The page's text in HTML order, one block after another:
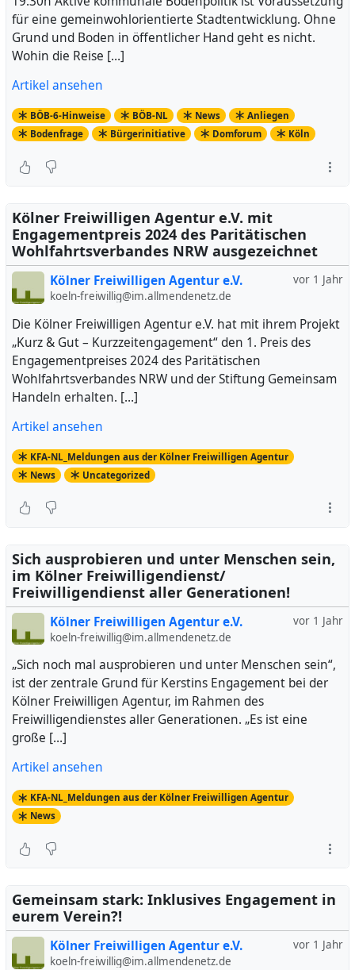
für eine gemeinwohlorientierte Stadtentwicklung. Ohne
Grund und Boden in öffentlicher Hand geht es nicht.
Wohin die Reise […]
Artikel ansehen
BÖB-6-Hinweise BÖB-NL News
Anliegen
Bodenfrage
Bürgerinitiative Domforum Köln
Kölner Freiwilligen Agentur e.V. mit
Engagementpreis 2024 des Paritätischen
Wohlfahrtsverbandes NRW ausgezeichnet
vor 1 Jahr
Kölner Freiwilligen Agentur e.V.
koeln-freiwillig@im.allmendenetz.de
Die Kölner Freiwilligen Agentur e.V. hat mit ihrem Projekt
„Kurz & Gut – Kurzzeitengagement“ den 1. Preis des
Engagementpreises 2024 des Paritätischen
Wohlfahrtsverbandes NRW und der Stiftung Gemeinsam
Handeln erhalten. […]
Artikel ansehen
KFA-NL_Meldungen aus der Kölner Freiwilligen Agentur
News
Uncategorized
Sich ausprobieren und unter Menschen sein,
im Kölner Freiwilligendienst/
Freiwilligendienst aller Generationen!
vor 1 Jahr
Kölner Freiwilligen Agentur e.V.
koeln-freiwillig@im.allmendenetz.de
„Sich noch mal ausprobieren und unter Menschen sein“,
ist der zentrale Grund für Kerstins Engagement bei der
Kölner Freiwilligen Agentur, im Rahmen des
Freiwilligendienstes aller Generationen. „Es ist eine
große […]
Artikel ansehen
KFA-NL_Meldungen aus der Kölner Freiwilligen Agentur
News
Gemeinsam stark: Inklusives Engagement in
eurem Verein?!
vor 1 Jahr
Kölner Freiwilligen Agentur e.V.
koeln-freiwillig@im.allmendenetz.de